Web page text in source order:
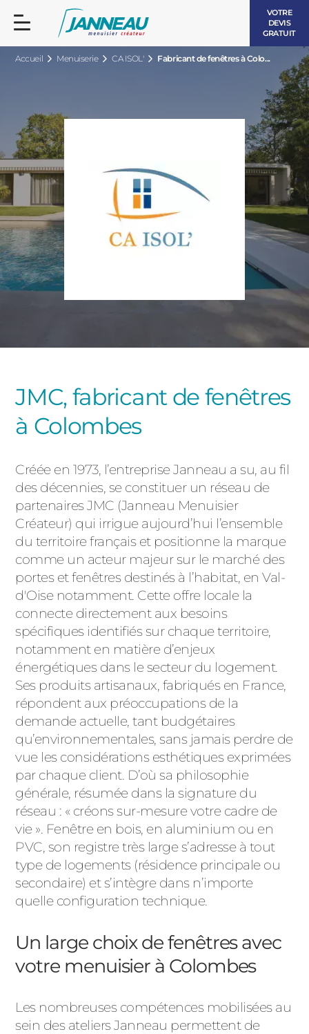
VOTRE
DEVIS
GRATUIT
Accueil Menuiserie CA ISOL' Fabricant de fenêtres à Colo...
JMC, fabricant de fenêtres
à Colombes
Créée en 1973, l’entreprise Janneau a su, au fil
des décennies, se constituer un réseau de
partenaires JMC (Janneau Menuisier
Créateur) qui irrigue aujourd’hui l’ensemble
du territoire français et positionne la marque
comme un acteur majeur sur le marché des
portes et fenêtres destinés à l’habitat, en Val-
d'Oise notamment. Cette offre locale la
connecte directement aux besoins
spécifiques identifiés sur chaque territoire,
notamment en matière d’enjeux
énergétiques dans le secteur du logement.
Ses produits artisanaux, fabriqués en France,
répondent aux préoccupations de la
demande actuelle, tant budgétaires
qu’environnementales, sans jamais perdre de
vue les considérations esthétiques exprimées
par chaque client. D’où sa philosophie
générale, résumée dans la signature du
réseau : « créons sur-mesure votre cadre de
vie ». Fenêtre en bois, en aluminium ou en
PVC, son registre très large s’adresse à tout
type de logements (résidence principale ou
secondaire) et s’intègre dans n’importe
quelle configuration technique.
Un large choix de fenêtres avec
votre menuisier à Colombes
Les nombreuses compétences mobilisées au
sein des ateliers Janneau permettent de
FENÊTRES ET PORTES-FENÊTRES
BOIS
ALUMINIUM
ACIER
BAIES VITRÉES
PORTES D’ENTRÉE
LES CONTEMPORAINES
LES INTEMPORELLES
VOLETS ROULANTS
PERGOLAS
CLÔTURES